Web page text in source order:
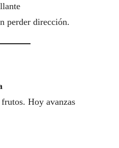
perder dirección.
Hoy avanzas